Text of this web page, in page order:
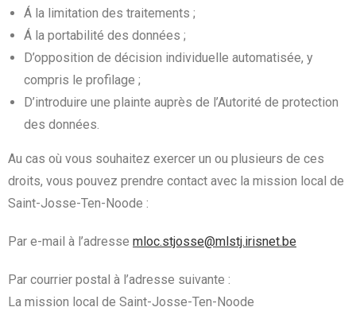
Á la limitation des traitements ;
Á la portabilité des données ;
D’opposition de décision individuelle automatisée, y
compris le profilage ;
D’introduire une plainte auprès de l’Autorité de protection
des données.
Au cas où vous souhaitez exercer un ou plusieurs de ces
droits, vous pouvez prendre contact avec la mission local de
Saint-Josse-Ten-Noode :
Par e-mail à l’adresse mloc.stjosse@mlstj.irisnet.be
Par courrier postal à l’adresse suivante :
La mission local de Saint-Josse-Ten-Noode